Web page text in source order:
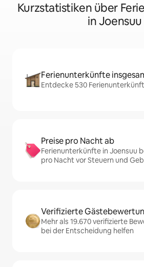
Kurzstatistiken über
in Joensuu
Ferienunterkünfte
Entdecke 530
Preise pro Nacht ab
Ferienunterkünfte in Joensuu
pro Nacht vor Steuern und
Verifizierte
Mehr als 19.670 verifizierte
bei der Entscheidung helfen